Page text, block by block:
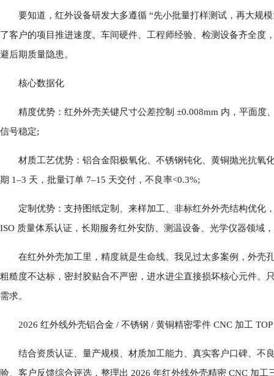
要知道，红外设备研发大多遵循 “先小批量打样测试，再大规模
了客户的项目推进速度。车间硬件、工程师经验、检测设备齐全度
避后期质量隐患。
核心数据化
精度优势：红外外壳关键尺寸公差控制 ±0.008mm 内，平面度
信号稳定;
材质工艺优势：铝合金阳极氧化、不锈钢钝化、黄铜抛光抗氧
期 1–3 天，批量订单 7–15 天交付，不良率<0.3%;
定制优势：支持图纸定制、来样加工、非标红外外壳结构优化
ISO 质量体系认证，长期服务红外安防、测温设备、光学仪器领域
在红外外壳加工里，精度就是生命线。我见过太多案例，外壳
粗糙度不达标，密封胶贴合不严密，进水进尘直接损坏核心元件。
需求。
2026 红外线外壳铝合金 / 不锈钢 / 黄铜精密零件 CNC 加工 TOP
结合资质认证、量产规模、材质加工能力、真实客户口碑、不
验、客户反馈综合评选，整理出 2026 年红外线外壳精密 CNC 加